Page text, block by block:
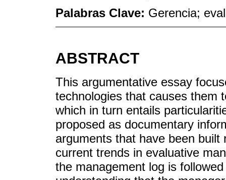
Palabras Clave: Gerencia;
ABSTRACT
This argumentative essay
technologies that causes them
which in turn entails
proposed as documentary
arguments that have been built
current trends in evaluative
the management log is